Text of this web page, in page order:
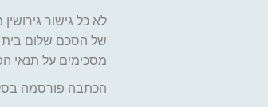
לא כל גישור
של הסכם שלום בית
מסכימים על תנאי
הכתבה פורסמה בסלונה